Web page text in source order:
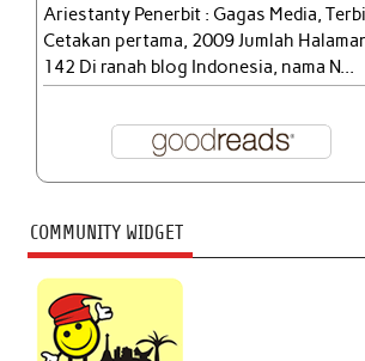
Ariestanty Penerbit : Gagas Media,
Cetakan pertama, 2009 Jumlah
142 Di ranah blog Indonesia, nama N...
COMMUNITY WIDGET